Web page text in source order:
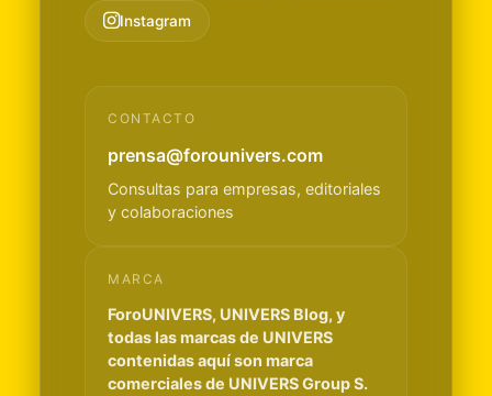
Instagram
CONTACTO
prensa@forounivers.com
Consultas para empresas, editoriales
y colaboraciones
MARCA
ForoUNIVERS, UNIVERS Blog, y
todas las marcas de UNIVERS
contenidas aquí son marca
comerciales de UNIVERS Group S.